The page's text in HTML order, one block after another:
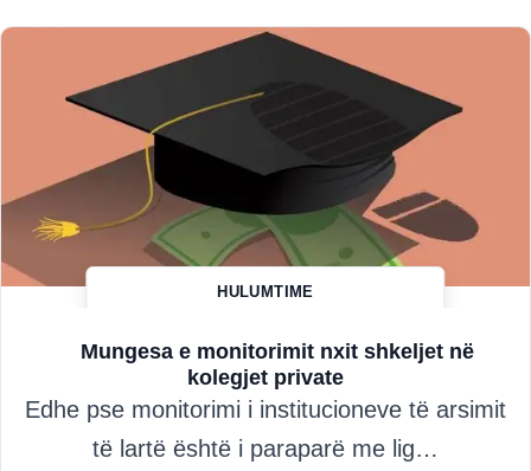
HULUMTIME
Mungesa e monitorimit nxit shkeljet në
kolegjet private
Edhe pse monitorimi i institucioneve të arsimit
të lartë është i paraparë me lig…